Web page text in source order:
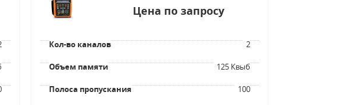
Цена по запросу
Кол-во каналов 2
Объем памяти 125 Квыб
Полоса пропускания 100